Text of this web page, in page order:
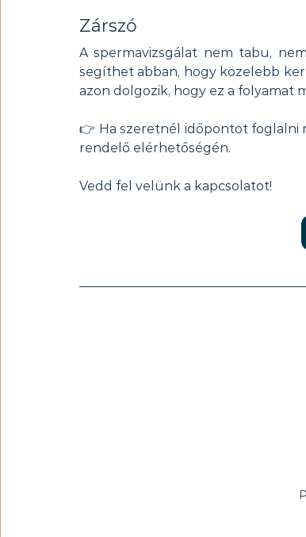
Zárszó
A spermavizsgálat nem tabu,
segíthet abban, hogy közelebb
azon dolgozik, hogy ez a folyamat
👉 Ha szeretnél időpontot foglalni
rendelő elérhetőségén.
Vedd fel velünk a kapcsolatot!